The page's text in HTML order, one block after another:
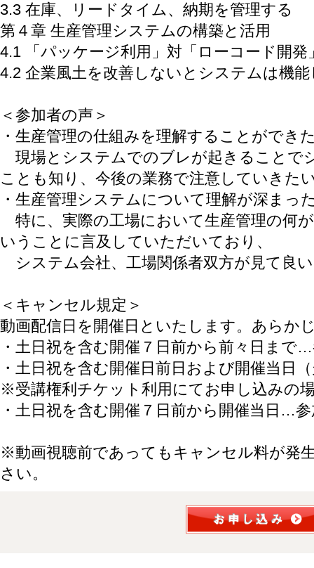
3.3 在庫、リードタイム、納期を管理する
第４章 生産管理システムの構築と活用
4.1 「パッケージ利用」対「ローコード開発
4.2 企業風土を改善しないとシステムは機
＜参加者の声＞
・生産管理の仕組みを理解することができ
現場とシステムでのブレが起きることで
ことも知り、今後の業務で注意していきた
・生産管理システムについて理解が深まっ
特に、実際の工場において生産管理の何
いうことに言及していただいており、
システム会社、工場関係者双方が見て良
＜キャンセル規定＞
動画配信日を開催日といたします。あらか
・土日祝を含む開催７日前から前々日まで
・土日祝を含む開催日前日および開催当日
※受講権利チケット利用にてお申し込みの
・土日祝を含む開催７日前から開催当日…
※動画視聴前であってもキャンセル料が発
さい。